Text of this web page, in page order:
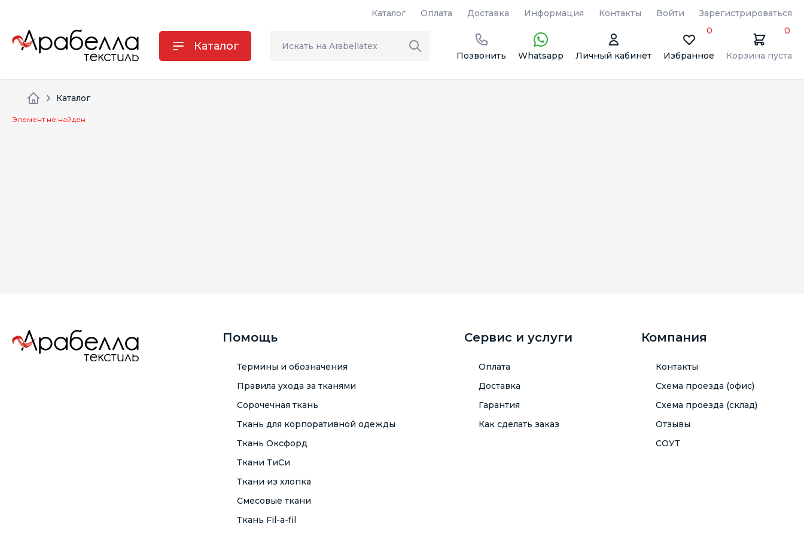
Каталог Оплата Доставка Информация Контакты Войти Зарегистрироваться
Каталог
Позвонить Whatsapp Личный кабинет Избранное
0
Корзина пуста
0
Каталог
Элемент не найден
Помощь
Термины и обозначения
Правила ухода за тканями
Сорочечная ткань
Ткань для корпоративной одежды
Ткань Оксфорд
Ткани ТиСи
Ткани из хлопка
Смесовые ткани
Ткань Fil-a-fil
Сервис и услуги
Оплата
Доставка
Гарантия
Как сделать заказ
Компания
Контакты
Схема проезда (офис)
Схема проезда (склад)
Отзывы
СОУТ